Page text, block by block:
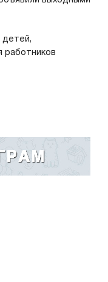
детей,
работников